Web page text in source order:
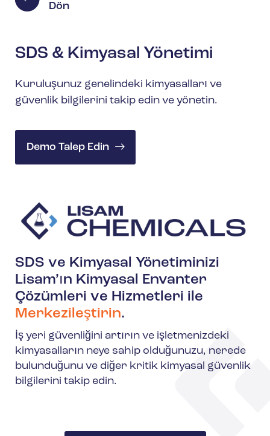
Dön
SDS & Kimyasal Yönetimi
Kuruluşunuz genelindeki kimyasalları ve
güvenlik bilgilerini takip edin ve yönetin.
Demo Talep Edin
SDS ve Kimyasal Yönetiminizi
Lisam’ın Kimyasal Envanter
Çözümleri ve Hizmetleri ile
Merkezileştirin.
İş yeri güvenliğini artırın ve işletmenizdeki
kimyasalların neye sahip olduğunuzu, nerede
bulunduğunu ve diğer kritik kimyasal güvenlik
bilgilerini takip edin.